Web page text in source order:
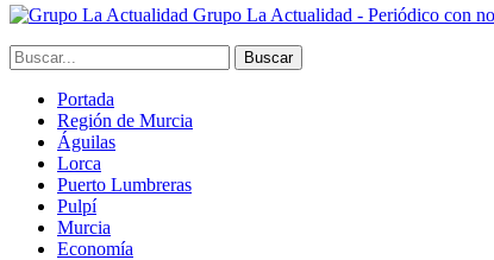
Grupo La Actualidad - Periódico con
Portada
Región de Murcia
Águilas
Lorca
Puerto Lumbreras
Pulpí
Murcia
Economía